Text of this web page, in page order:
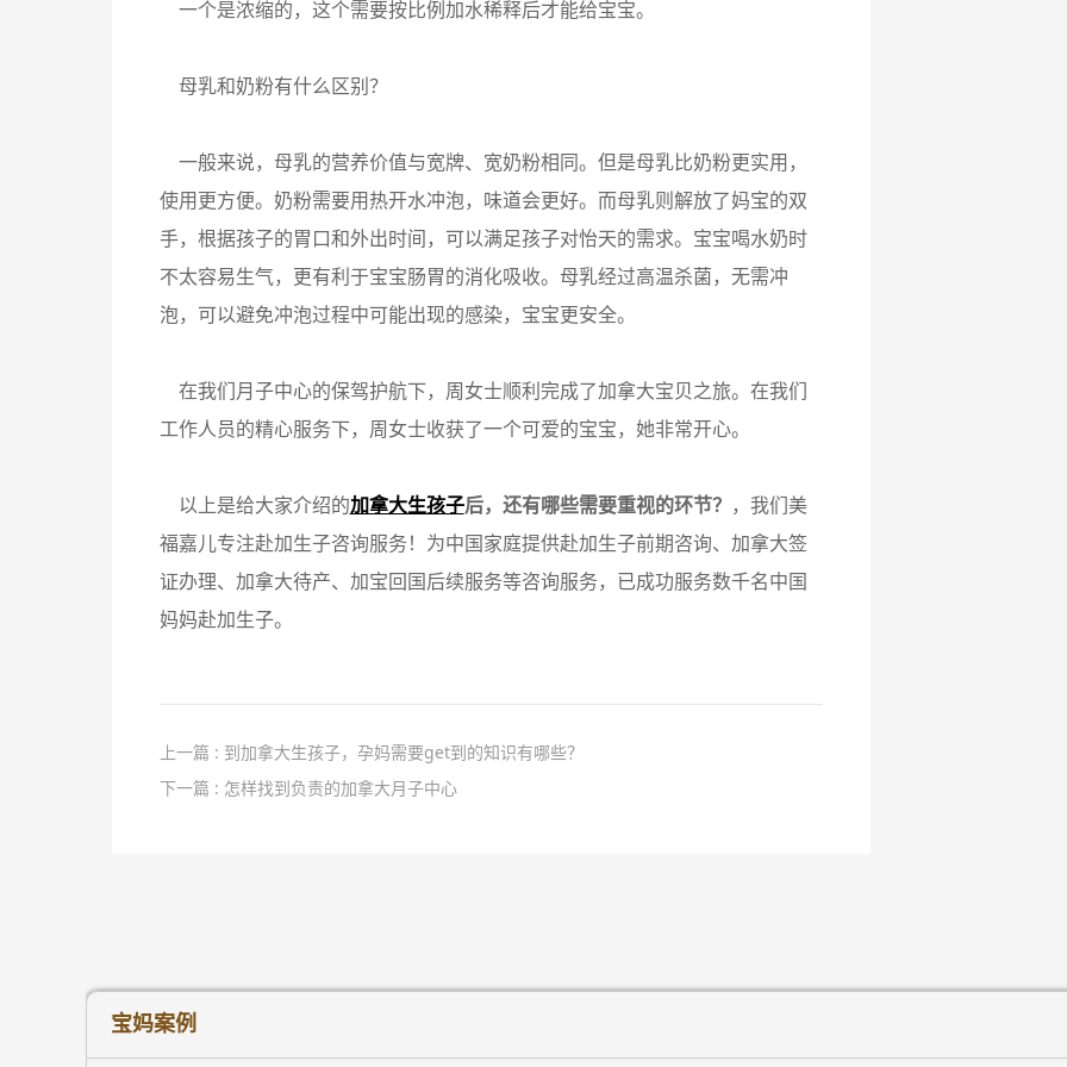
一个是浓缩的，这个需要按比例加水稀释后才能给宝宝。
母乳和奶粉有什么区别？
一般来说，母乳的营养价值与宽牌、宽奶粉相同。但是母乳比奶粉更实用，
使用更方便。奶粉需要用热开水冲泡，味道会更好。而母乳则解放了妈宝的双
手，根据孩子的胃口和外出时间，可以满足孩子对怡天的需求。宝宝喝水奶时
不太容易生气，更有利于宝宝肠胃的消化吸收。母乳经过高温杀菌，无需冲
泡，可以避免冲泡过程中可能出现的感染，宝宝更安全。
在我们月子中心的保驾护航下，周女士顺利完成了加拿大宝贝之旅。在我们
工作人员的精心服务下，周女士收获了一个可爱的宝宝，她非常开心。
以上是给大家介绍的加拿大生孩子后，还有哪些需要重视的环节？ ，我们美
福嘉儿专注赴加生子咨询服务！为中国家庭提供赴加生子前期咨询、加拿大签
证办理、加拿大待产、加宝回国后续服务等咨询服务，已成功服务数千名中国
妈妈赴加生子。
上一篇 : 到加拿大生孩子，孕妈需要get到的知识有哪些？
下一篇 : 怎样找到负责的加拿大月子中心
宝妈案例